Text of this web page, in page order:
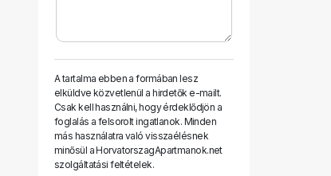
A tartalma ebben a formában lesz
elküldve közvetlenül a hirdetők e-mailt.
Csak kell használni, hogy érdeklődjön a
foglalás a felsorolt ​​ingatlanok. Minden
más használatra való visszaélésnek
minősül a HorvatorszagApartmanok.net
szolgáltatási feltételek.